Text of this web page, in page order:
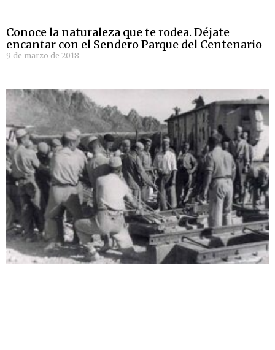
Conoce la naturaleza que te rodea. Déjate
encantar con el Sendero Parque del Centenario
9 de marzo de 2018